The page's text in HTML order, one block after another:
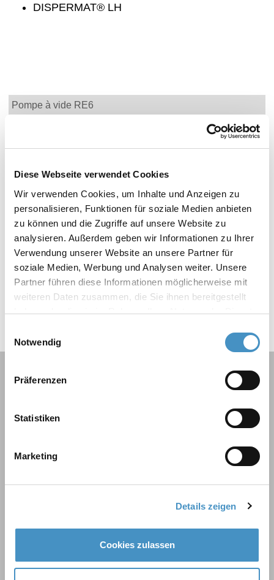
Diese Webseite verwendet Cookies
Wir verwenden Cookies, um Inhalte und Anzeigen zu
personalisieren, Funktionen für soziale Medien anbieten
zu können und die Zugriffe auf unsere Website zu
analysieren. Außerdem geben wir Informationen zu Ihrer
Verwendung unserer Website an unsere Partner für
soziale Medien, Werbung und Analysen weiter. Unsere
Partner führen diese Informationen möglicherweise mit
weiteren Daten zusammen, die Sie ihnen bereitgestellt
haben oder die sie im Rahmen Ihrer Nutzung der Dienste
unsererDatenschutzerklärung Impressum
Notwendig
Präferenzen
Statistiken
Marketing
Details zeigen
Cookies zulassen
DISPERMAT® LH
Pompe à vide RE6
Niveau sonore
50 dBA
Dimensions L x l x H
370 x 142 x 207 mm
Poids
15,4 kg
Aperçu des produits
DISPERMAT® Disperseurs pour produits à haute
TORUSMILL® Broyeurs à panier